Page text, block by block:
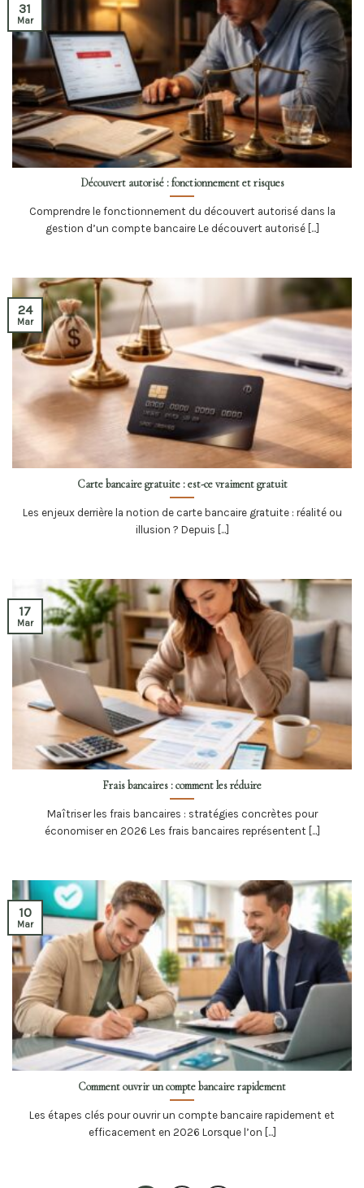
Découvert autorisé : fonctionnement et risques
Comprendre le fonctionnement du découvert autorisé dans la
gestion d’un compte bancaire Le découvert autorisé [...]
31
Mar
Carte bancaire gratuite : est-ce vraiment gratuit
Les enjeux derrière la notion de carte bancaire gratuite : réalité ou
illusion ? Depuis [...]
24
Mar
Frais bancaires : comment les réduire
Maîtriser les frais bancaires : stratégies concrètes pour
économiser en 2026 Les frais bancaires représentent [...]
17
Mar
Comment ouvrir un compte bancaire rapidement
Les étapes clés pour ouvrir un compte bancaire rapidement et
efficacement en 2026 Lorsque l’on [...]
10
Mar